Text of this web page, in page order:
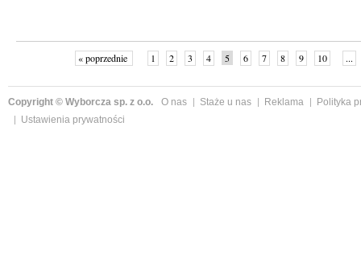
« poprzednie 1 2 3 4 5 6 7 8 9 10 ...
Copyright © Wyborcza sp. z o.o. O nas Staże u nas Reklama
Polityka
Ustawienia prywatności